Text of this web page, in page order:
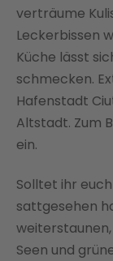
verträume
Leckerbissen
Küche lässt
schmecken.
Hafenstadt
Altstadt. Zum
ein.
Solltet ihr
sattgesehen
Seen und